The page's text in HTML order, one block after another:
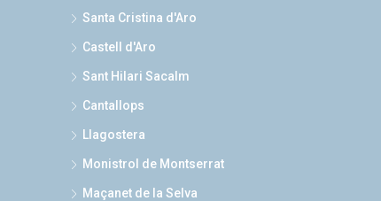
Santa Cristina d'Aro
Castell d'Aro
Sant Hilari Sacalm
Cantallops
Llagostera
Monistrol de Montserrat
Maçanet de la Selva